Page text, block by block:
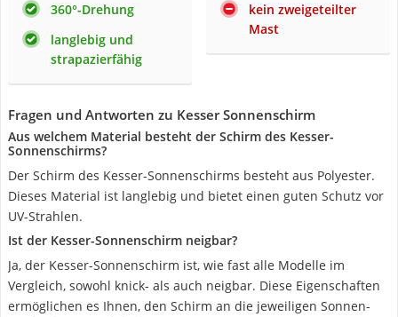
360°-Drehung
langlebig und
strapazierfähig
kein zweigeteilter
Mast
Fragen und Antworten zu Kesser Sonnenschirm
Aus welchem Material besteht der Schirm des Kesser-
Sonnenschirms?
Der Schirm des Kesser-Sonnenschirms besteht aus Polyester.
Dieses Material ist langlebig und bietet einen guten Schutz vor
UV-Strahlen.
Ist der Kesser-Sonnenschirm neigbar?
Ja, der Kesser-Sonnenschirm ist, wie fast alle Modelle im
Vergleich, sowohl knick- als auch neigbar. Diese Eigenschaften
ermöglichen es Ihnen, den Schirm an die jeweiligen Sonnen-